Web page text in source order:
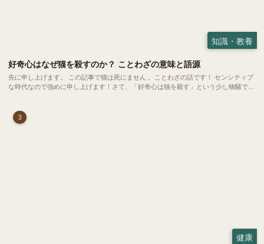
知識・教養
好奇心はなぜ猫を殺すのか？ ことわざの意味と語源
先に申し上げます。 この記事で猫は死にません 。ことわざの話です！ センシティブ
な時代なので強めに申し上げます！さて、「好奇心は猫を殺す」という少し物騒で、
3
健康